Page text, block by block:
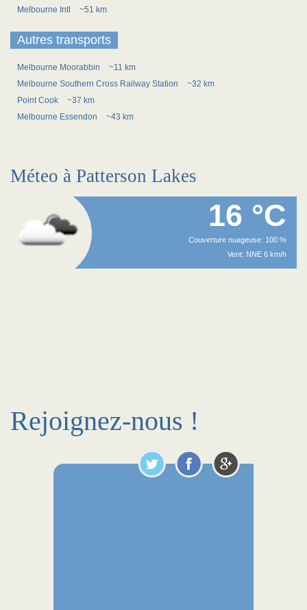
Melbourne Intl ~51 km
Autres transports
Melbourne Moorabbin
~11 km
Melbourne Southern Cross Railway Station
~32 km
Point Cook
~37 km
Melbourne Essendon
~43 km
Méteo à Patterson Lakes
16 °C
Couverture nuageuse: 100 %
Vent: NNE 6 km/h
Rejoignez-nous !